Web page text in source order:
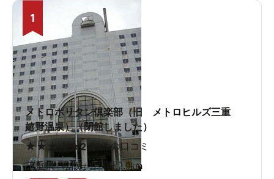
1
メトロポリタン倶楽部（旧 メトロヒルズ三重
嬉野温泉）（閉館しました）
★★ ★ ★2.8
9件の口コミ
三重県 / 松阪 / 井関駅2.9km